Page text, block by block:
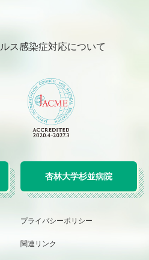
ス感染症対応について
杏林大学杉並病院
プライバシーポリシー
関連リンク